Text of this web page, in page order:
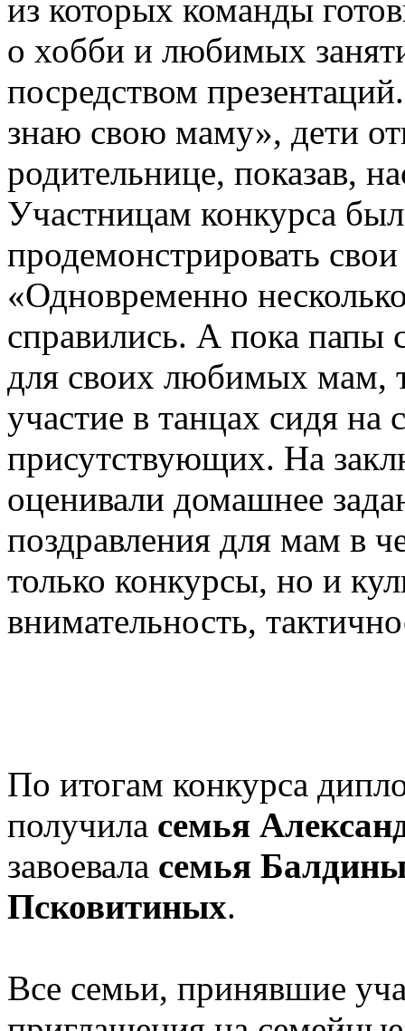
из которых команды
о хобби и любимых
посредством
знаю свою маму», дети
родительнице, показав,
Участницам конкурса
продемонстрировать
«Одновременно
справились. А пока папы
для своих любимых мам,
участие в танцах сидя на
присутствующих. На
оценивали домашнее
поздравления для мам в
только конкурсы, но и
внимательность,
По итогам конкурса
получила семья
завоевала семья
Псковитиных.
Все семьи, принявшие